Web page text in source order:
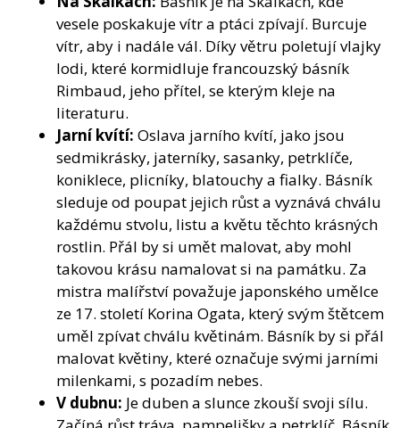
vesele poskakuje vítr a ptáci zpívají. Burcuje
vítr, aby i nadále vál. Díky větru poletují vlajky
lodi, které kormidluje francouzský básník
Rimbaud, jeho přítel, se kterým kleje na
literaturu.
Jarní kvítí: Oslava jarního kvítí, jako jsou
sedmikrásky, jaterníky, sasanky, petrklíče,
koniklece, plicníky, blatouchy a fialky. Básník
sleduje od poupat jejich růst a vyznává chválu
každému stvolu, listu a květu těchto krásných
rostlin. Přál by si umět malovat, aby mohl
takovou krásu namalovat si na památku. Za
mistra malířství považuje japonského umělce
ze 17. století Korina Ogata, který svým štětcem
uměl zpívat chválu květinám. Básník by si přál
malovat květiny, které označuje svými jarními
milenkami, s pozadím nebes.
V dubnu: Je duben a slunce zkouší svoji sílu.